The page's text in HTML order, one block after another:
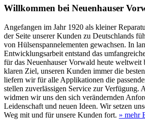
Willkommen bei Neuenhauser
Angefangen im Jahr 1920 als kleiner
der Seite unserer Kunden zu Deutschlands
von Hülsenspannelementen gewachsen. In
Entwicklungsarbeit entstand das
für das Neuenhauser Vorwald heute weltweit
klaren Ziel, unseren Kunden immer die
liefern wir für alle Applikationen die
stellen zuverlässigen Service zur Verfügung.
widmen wir uns den sich verändernden
Leidenschaft und neuen Ideen. Wir setzen
Weg mit und für unsere Kunden fort. » mehr